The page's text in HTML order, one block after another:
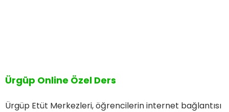
Ürgüp Online Özel Ders
Ürgüp Etüt Merkezleri, öğrencilerin internet bağlantısı